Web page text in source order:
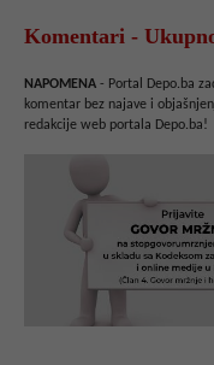
Komentari -
NAPOMENA - Portal Depo.ba
komentar bez najave i
redakcije web portala Depo.ba!